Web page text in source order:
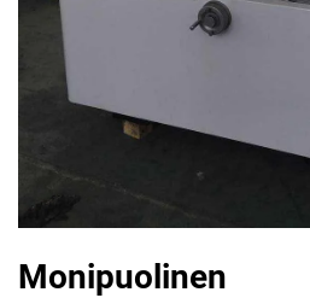
Monipuolinen